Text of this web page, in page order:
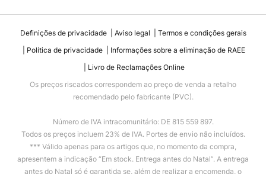
Definições de privacidade Aviso legal
Termos e condições gerais
Política de privacidade
Informações sobre a eliminação de RAEE
Livro de Reclamações Online
Os preços riscados correspondem ao preço de venda a retalho
recomendado pelo fabricante (PVC).
Número de IVA intracomunitário: DE 815 559 897.
Todos os preços incluem 23% de IVA. Portes de envio não incluídos.
*** Válido apenas para os artigos que, no momento da compra,
apresentem a indicação “Em stock. Entrega antes do Natal”. A entrega
antes do Natal só é garantida se, além de realizar a encomenda, o